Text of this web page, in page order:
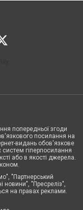
попередньої згоди
посилання на
видань обов'язкове
гіперпосилання
або в якості джерела.
"Партнерський
новини", "Пресреліз",
на правах реклами.